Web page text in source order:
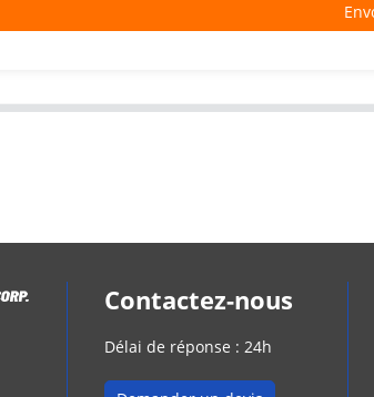
Contactez-nous
Délai de réponse : 24h